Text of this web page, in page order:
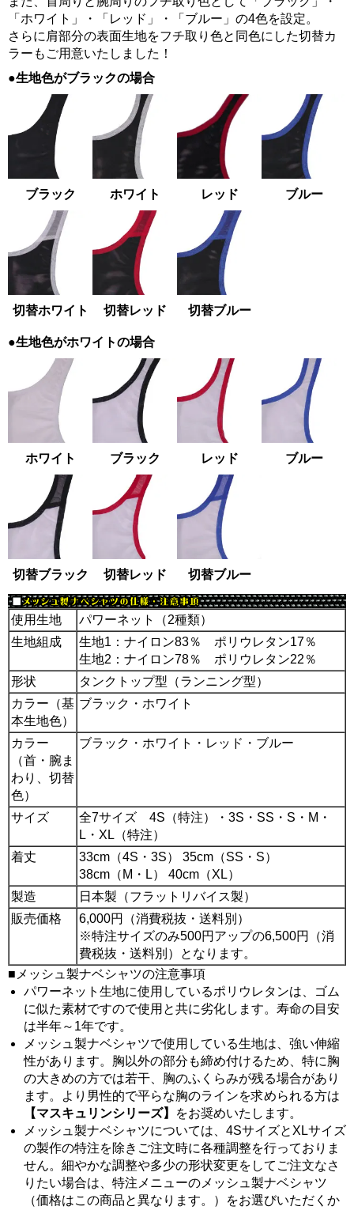
「ホワイト」・「レッド」・「ブルー」の4色を設定。
さらに肩部分の表面生地をフチ取り色と同色にした切替カ
ラーもご用意いたしました！
●生地色がブラックの場合
ブラック ホワイト レッド ブルー
切替ホワイト 切替レッド 切替ブルー
●生地色がホワイトの場合
ホワイト ブラック レッド ブルー
切替ブラック 切替レッド 切替ブルー
使用生地
パワーネット（2種類）
生地組成
生地1：ナイロン83％ ポリウレタン17％
生地2：ナイロン78％ ポリウレタン22％
形状
タンクトップ型（ランニング型）
カラー（基
本生地色）
ブラック・ホワイト
カラー
（首・腕ま
わり、切替
色）
ブラック・ホワイト・レッド・ブルー
サイズ
全7サイズ 4S（特注）・3S・SS・S・M・
L・XL（特注）
着丈
33cm（4S・3S） 35cm（SS・S）
38cm（M・L） 40cm（XL）
製造
日本製（フラットリバイス製）
販売価格
6,000円（消費税抜・送料別）
※特注サイズのみ500円アップの6,500円（消
費税抜・送料別）となります。
■メッシュ製ナベシャツの注意事項
パワーネット生地に使用しているポリウレタンは、ゴム
に似た素材ですので使用と共に劣化します。寿命の目安
は半年～1年です。
メッシュ製ナベシャツで使用している生地は、強い伸縮
性があります。胸以外の部分も締め付けるため、特に胸
の大きめの方では若干、胸のふくらみが残る場合があり
ます。より男性的で平らな胸のラインを求められる方は
【マスキュリンシリーズ】
をお奨めいたします。
メッシュ製ナベシャツについては、4SサイズとXLサイズ
の製作の特注を除きご注文時に各種調整を行っておりま
せん。細やかな調整や多少の形状変更をしてご注文なさ
りたい場合は、特注メニューのメッシュ製ナベシャツ
（価格はこの商品と異なります。）をお選びいただくか